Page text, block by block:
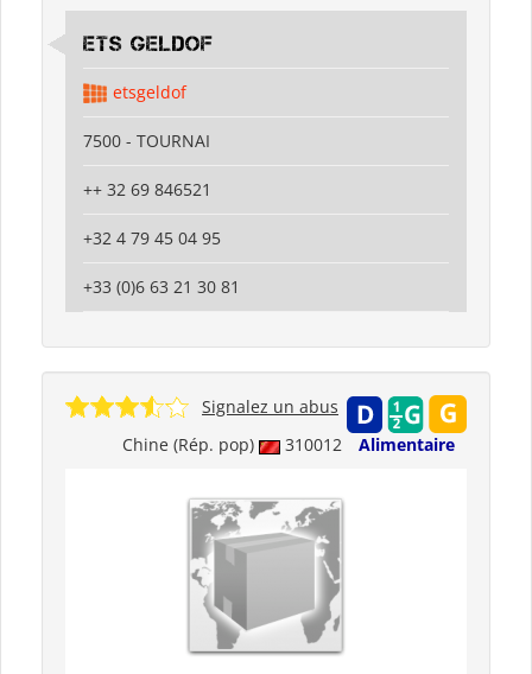
ETS GELDOF
etsgeldof
7500 - TOURNAI
++ 32 69 846521
+32 4 79 45 04 95
+33 (0)6 63 21 30 81
Chine (Rép. pop) 310012 Alimentaire
Signalez un abus